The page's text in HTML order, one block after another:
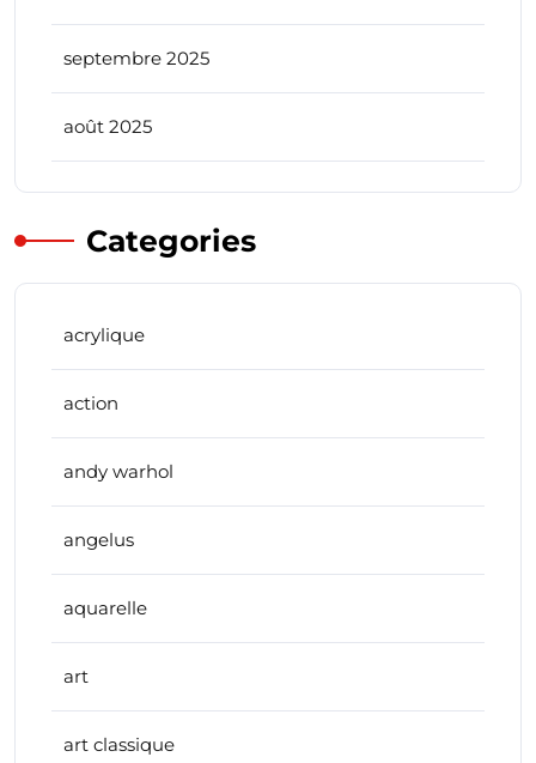
septembre 2025
août 2025
Categories
acrylique
action
andy warhol
angelus
aquarelle
art
art classique